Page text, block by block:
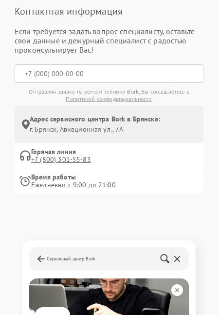
Контактная информация
Если требуется задать вопрос специалисту, оставьте
свои данные и дежурный специалист с радостью
проконсультирует Вас!
Отправляя заявку на ремонт техники Bork, Вы соглашаетесь с
Политикой конфиденциальности
Адрес сервисного центра Bork в Брянске:
г. Брянск, Авиационная ул., 7А
Горячая линия
+7 (800) 301-55-83
Время работы
Ежедневно с 9:00 до 21:00
Сервисный центр Bork